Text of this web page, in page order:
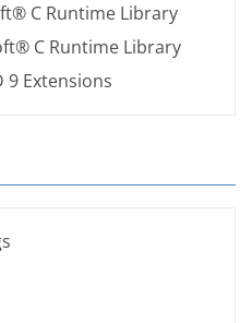
C Runtime Library
C Runtime Library
9 Extensions